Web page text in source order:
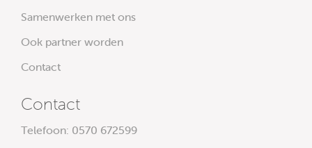
Samenwerken met ons
Ook partner worden
Contact
Contact
Telefoon: 0570 672599